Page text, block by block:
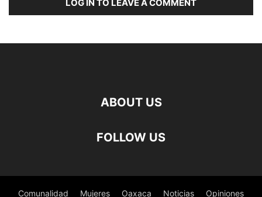
LOG IN TO LEAVE A COMMENT
ABOUT US
FOLLOW US
Comunalidad Mujeres Oaxaca Noticias Opiniones